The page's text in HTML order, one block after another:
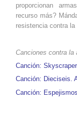
proporcionan
recurso más?
resistencia contra la
Canciones contra la
Canción:
Canción: Dieciseis.
Canción: